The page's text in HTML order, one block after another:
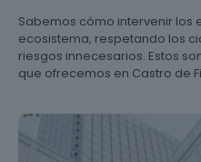
Sabemos cómo intervenir los
ecosistema, respetando los
riesgos innecesarios. Estos
que ofrecemos en Castro de